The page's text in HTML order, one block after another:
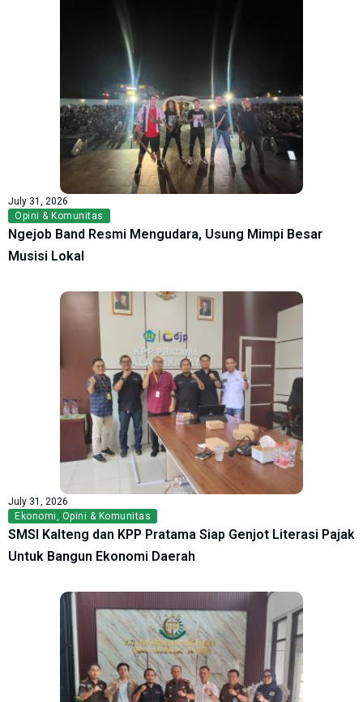
July 31, 2026
Opini & Komunitas
Ngejob Band Resmi Mengudara, Usung Mimpi Besar
Musisi Lokal
July 31, 2026
Ekonomi, Opini & Komunitas
SMSI Kalteng dan KPP Pratama Siap Genjot Literasi Pajak
Untuk Bangun Ekonomi Daerah